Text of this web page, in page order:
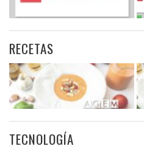
RECETAS
TECNOLOGÍA